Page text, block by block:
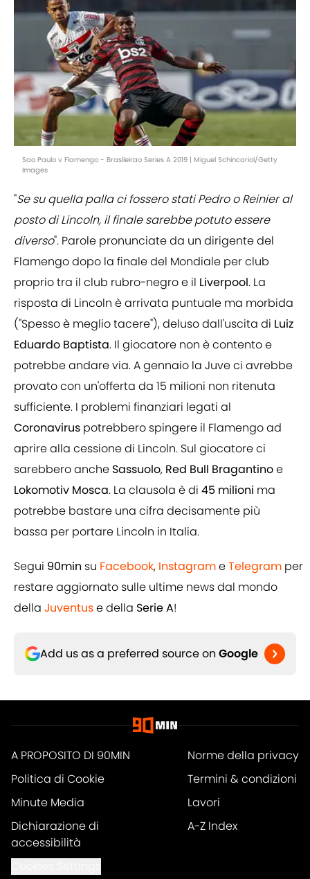
Sao Paulo v Flamengo - Brasileirao Series A 2019 | Miguel Schincariol/Getty
Images
"Se su quella palla ci fossero stati Pedro o Reinier al
posto di Lincoln, il finale sarebbe potuto essere
diverso". Parole pronunciate da un dirigente del
Flamengo dopo la finale del Mondiale per club
proprio tra il club rubro-negro e il Liverpool. La
risposta di Lincoln è arrivata puntuale ma morbida
("Spesso è meglio tacere"), deluso dall'uscita di Luiz
Eduardo Baptista. Il giocatore non è contento e
potrebbe andare via. A gennaio la Juve ci avrebbe
provato con un'offerta da 15 milioni non ritenuta
sufficiente. I problemi finanziari legati al
Coronavirus potrebbero spingere il Flamengo ad
aprire alla cessione di Lincoln. Sul giocatore ci
sarebbero anche Sassuolo, Red Bull Bragantinoe
Lokomotiv Mosca. La clausola è di 45 milioni ma
potrebbe bastare una cifra decisamente più
bassa per portare Lincoln in Italia.
Segui 90min su Facebook, InstagrameTelegram per
restare aggiornato sulle ultime news dal mondo
della Juventuse della Serie A!
Add us as a preferred source on Google
A PROPOSITO DI 90MIN
Norme della privacy
Politica di Cookie
Termini & condizioni
Minute Media
Lavori
Dichiarazione di
accessibilità
A-Z Index